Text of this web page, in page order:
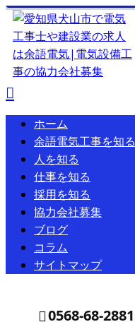
ホーム
余語電気工事を知る
人を知る
仕事を知る
採用を知る
協力会社募集
ブログ
コラム
サイトマップ
0568-68-2881